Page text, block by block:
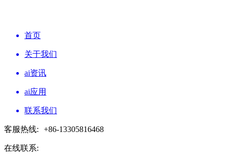
首页
关于我们
ai资讯
ai应用
联系我们
客服热线: +86-13305816468
在线联系: